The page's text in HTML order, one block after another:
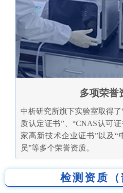
多项荣誉
中析研究所旗下实验室取得
质认定证书”、“CNAS认可证
家高新技术企业证书”以及“
员”等多个荣誉资质。
检测资质（